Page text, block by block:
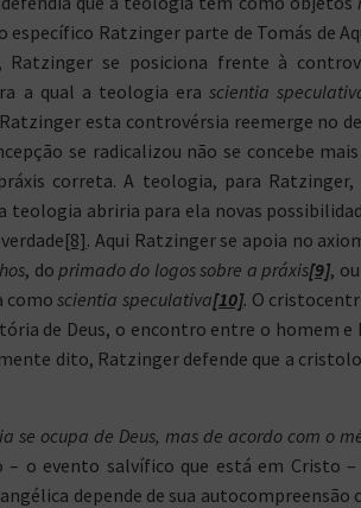
específico Ratzinger parte de Tomás de
se posiciona frente à
a qual a teologia era scientia
Ratzinger esta controvérsia reemerge no
se radicalizou não se concebe
correta. A teologia, para Ratzinger,
teologia abriria para ela novas
[8]. Aqui Ratzinger se apoia no
, doprimado do logos sobre a práxis[9],
comoscientia speculativa[10]. O
de Deus, o encontro entre o homem e
dito, Ratzinger defende que a
se ocupa de Deus, mas de acordo com o
o evento salvífico que está em Cristo –
depende de sua autocompreensão